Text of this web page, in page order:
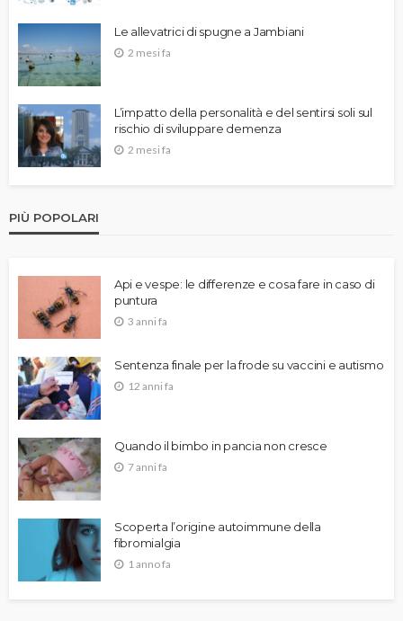
Le allevatrici di spugne a Jambiani
2 mesi fa
L’impatto della personalità e del sentirsi soli sul
rischio di sviluppare demenza
2 mesi fa
PIÙ POPOLARI
Api e vespe: le differenze e cosa fare in caso di
puntura
3 anni fa
Sentenza finale per la frode su vaccini e autismo
12 anni fa
Quando il bimbo in pancia non cresce
7 anni fa
Scoperta l’origine autoimmune della
fibromialgia
1 anno fa